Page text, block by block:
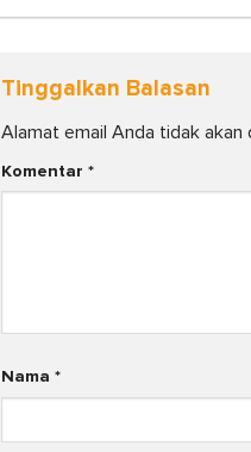
Tinggalkan Balasan
Alamat email Anda tidak akan
Komentar *
Nama *